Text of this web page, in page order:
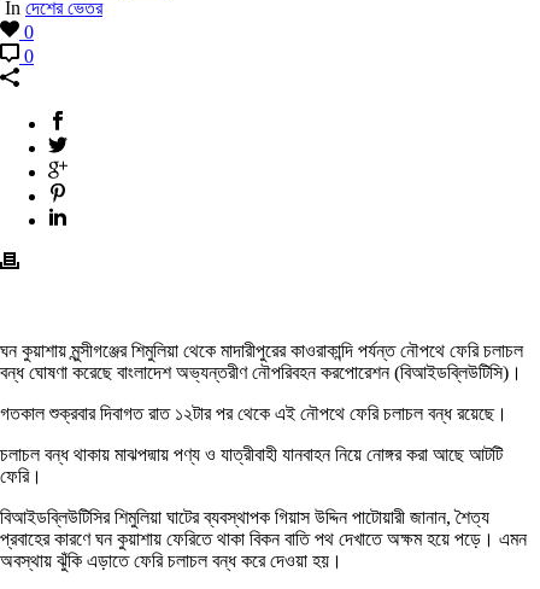
In দেশের ভেতর
0
0
ঘন কুয়াশায় মুন্সীগঞ্জের শিমুলিয়া থেকে মাদারীপুরের কাওরাকান্দি পর্যন্ত নৌপথে ফেরি চলাচল
বন্ধ ঘোষণা করেছে বাংলাদেশ অভ্যন্তরীণ নৌপরিবহন করপোরেশন (বিআইডব্লিউটিসি)।
গতকাল শুক্রবার দিবাগত রাত ১২টার পর থেকে এই নৌপথে ফেরি চলাচল বন্ধ রয়েছে।
চলাচল বন্ধ থাকায় মাঝপদ্মায় পণ্য ও যাত্রীবাহী যানবাহন নিয়ে নোঙ্গর করা আছে আটটি
ফেরি।
বিআইডব্লিউটিসির শিমুলিয়া ঘাটের ব্যবস্থাপক গিয়াস উদ্দিন পাটোয়ারী জানান, শৈত্য
প্রবাহের কারণে ঘন কুয়াশায় ফেরিতে থাকা বিকন বাতি পথ দেখাতে অক্ষম হয়ে পড়ে। এমন
অবস্থায় ঝুঁকি এড়াতে ফেরি চলাচল বন্ধ করে দেওয়া হয়।